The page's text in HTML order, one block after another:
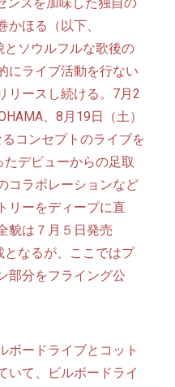
ンスを加味した独自の
ほる（以下、
とソウルフルな歌後の
にライブ活動を行ない
リースし続ける。7月2
、8月19日（土）
るコンセプトのライブを
デビューからの足取
コラボレーションなど
リーをディープに直
は７月５日発売
となるが、ここではプ
部分をフライング公
ボードライブとコット
いて、ビルボードライ